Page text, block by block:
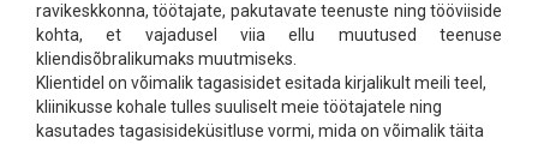
ravikeskkonna, töötajate, pakutavate teenuste ning tööviiside
kohta, et vajadusel viia ellu muutused teenuse
kliendisõbralikumaks muutmiseks.
Klientidel on võimalik tagasisidet esitada kirjalikult meili teel,
kliinikusse kohale tulles suuliselt meie töötajatele ning
kasutades tagasisideküsitluse vormi, mida on võimalik täita